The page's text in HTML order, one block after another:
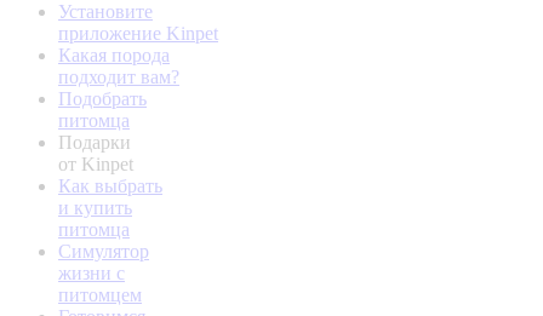
Установите
приложение Kinpet
Какая порода
подходит вам?
Подобрать
питомца
Подарки
от Kinpet
Как выбрать
и купить
питомца
Симулятор
жизни с
питомцем